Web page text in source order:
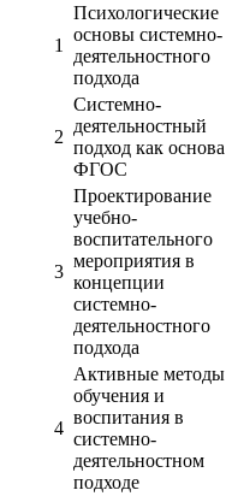
1
Психологические
основы системно-
деятельностного
подхода
2
Системно-
деятельностный
подход как основа
ФГОС
3
Проектирование
учебно-
воспитательного
мероприятия в
концепции
системно-
деятельностного
подхода
4
Активные методы
обучения и
воспитания в
системно-
деятельностном
подходе